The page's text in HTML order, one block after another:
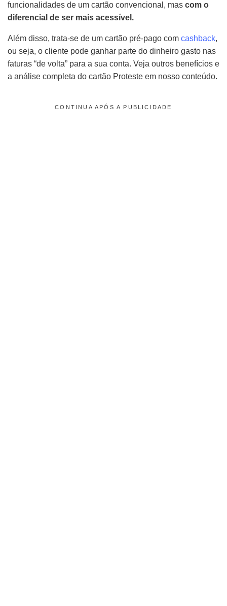
funcionalidades de um cartão convencional, mas com o
diferencial de ser mais acessível.
Além disso, trata-se de um cartão pré-pago com cashback,
ou seja, o cliente pode ganhar parte do dinheiro gasto nas
faturas “de volta” para a sua conta. Veja outros benefícios e
a análise completa do cartão Proteste em nosso conteúdo.
CONTINUA APÓS A PUBLICIDADE